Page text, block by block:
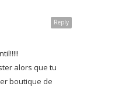
Reply
alors que tu
boutique de